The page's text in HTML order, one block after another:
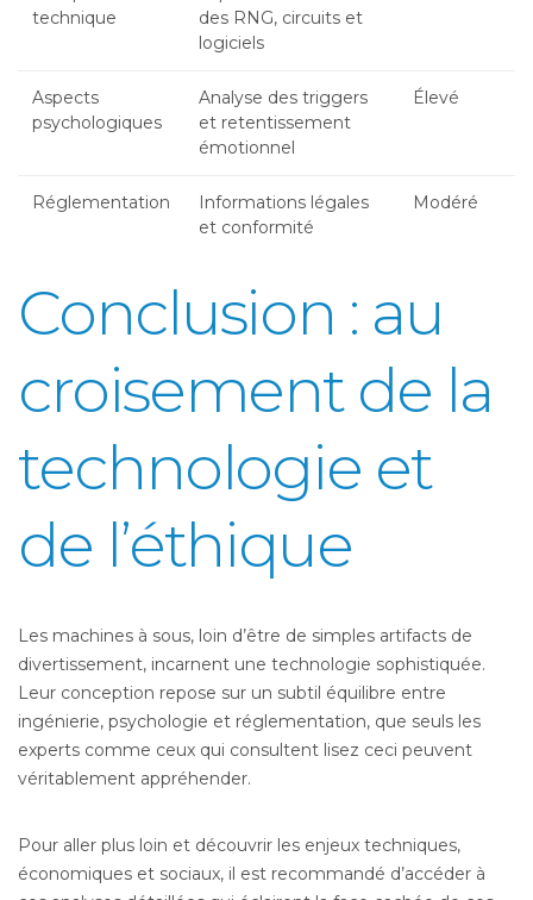
technique
des RNG, circuits et
logiciels
Aspects
psychologiques
Analyse des triggers
et retentissement
émotionnel
Élevé
Réglementation
Informations légales
et conformité
Modéré
Conclusion : au
croisement de la
technologie et
de l’éthique
Les machines à sous, loin d’être de simples artifacts de
divertissement, incarnent une technologie sophistiquée.
Leur conception repose sur un subtil équilibre entre
ingénierie, psychologie et réglementation, que seuls les
experts comme ceux qui consultent lisez ceci peuvent
véritablement appréhender.
Pour aller plus loin et découvrir les enjeux techniques,
économiques et sociaux, il est recommandé d’accéder à